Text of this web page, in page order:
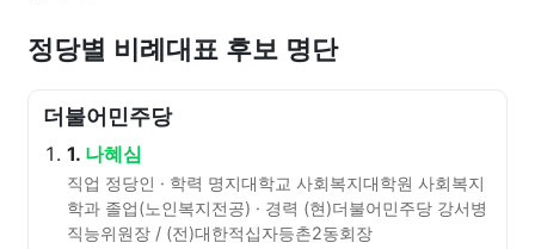
정당별 비례대표 후보 명단
더불어민주당
1. 나혜심
직업 정당인 · 학력 명지대학교 사회복지대학원 사회복지
학과 졸업(노인복지전공) · 경력 (현)더불어민주당 강서병
직능위원장 / (전)대한적십자등촌2동회장